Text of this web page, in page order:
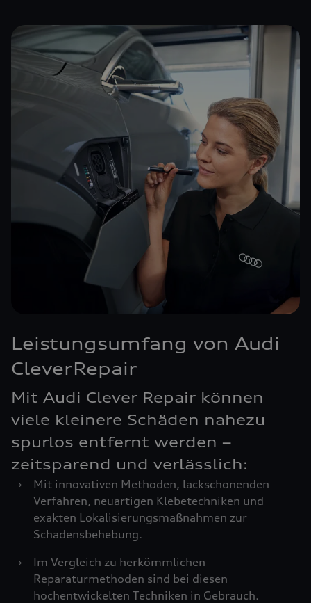
Leistungsumfang von Audi
CleverRepair
Mit Audi Clever Repair können
viele kleinere Schäden nahezu
spurlos entfernt werden –
zeitsparend und verlässlich:
›
Mit innovativen Methoden, lackschonenden
Verfahren, neuartigen Klebetechniken und
exakten Lokalisierungsmaßnahmen zur
Schadensbehebung.
›
Im Vergleich zu herkömmlichen
Reparaturmethoden sind bei diesen
hochentwickelten Techniken in Gebrauch.